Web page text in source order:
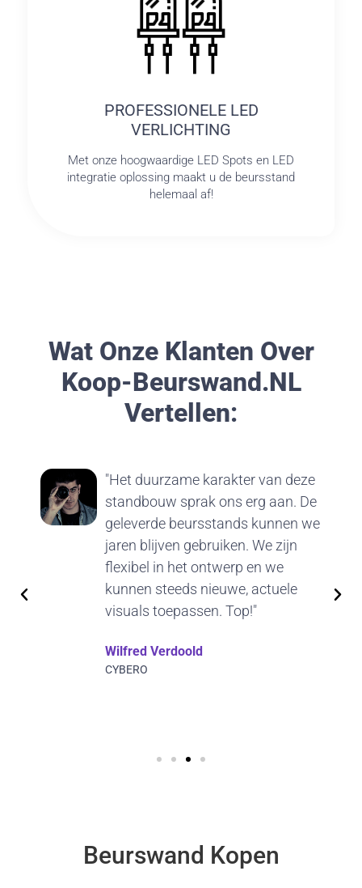
PROFESSIONELE LED
VERLICHTING
Met onze hoogwaardige LED Spots en LED
integratie oplossing maakt u de beursstand
helemaal af!
Wat Onze Klanten Over
Koop-Beurswand.nL
Vertellen:
"Het duurzame karakter van deze
standbouw sprak ons erg aan. De
geleverde beursstands kunnen we
jaren blijven gebruiken. We zijn
flexibel in het ontwerp en we
kunnen steeds nieuwe, actuele
visuals toepassen. Top!"
Wilfred Verdoold
CYBERO
Beurswand Kopen